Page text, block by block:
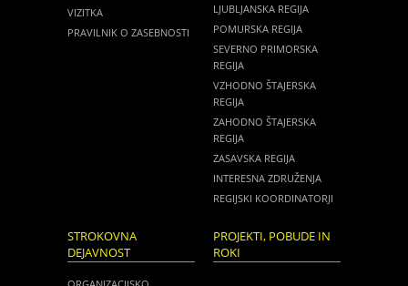
VIZITKA
PRAVILNIK O ZASEBNOSTI
LJUBLJANSKA REGIJA
POMURSKA REGIJA
SEVERNO PRIMORSKA
REGIJA
VZHODNO ŠTAJERSKA
REGIJA
ZAHODNO ŠTAJERSKA
REGIJA
ZASAVSKA REGIJA
INTERESNA ZDRUŽENJA
REGIJSKI KOORDINATORJI
STROKOVNA
DEJAVNOST
PROJEKTI, POBUDE IN
ROKI